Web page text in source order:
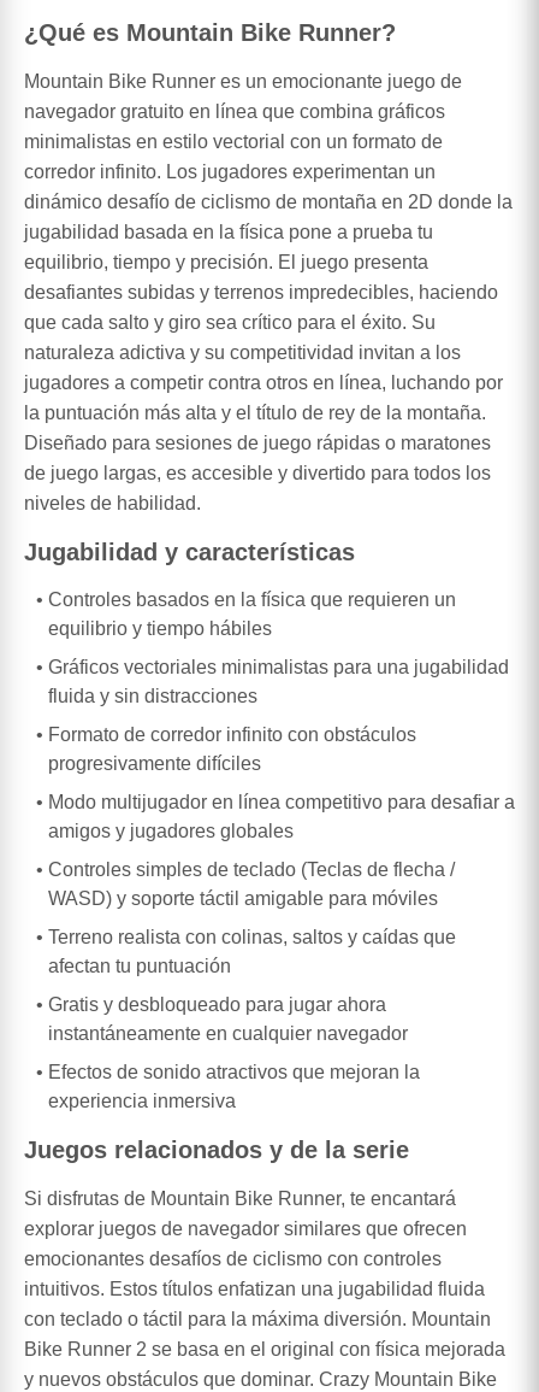
¿Qué es Mountain Bike Runner?
Mountain Bike Runner es un emocionante juego de
navegador gratuito en línea que combina gráficos
minimalistas en estilo vectorial con un formato de
corredor infinito. Los jugadores experimentan un
dinámico desafío de ciclismo de montaña en 2D donde la
jugabilidad basada en la física pone a prueba tu
equilibrio, tiempo y precisión. El juego presenta
desafiantes subidas y terrenos impredecibles, haciendo
que cada salto y giro sea crítico para el éxito. Su
naturaleza adictiva y su competitividad invitan a los
jugadores a competir contra otros en línea, luchando por
la puntuación más alta y el título de rey de la montaña.
Diseñado para sesiones de juego rápidas o maratones
de juego largas, es accesible y divertido para todos los
niveles de habilidad.
Jugabilidad y características
Controles basados en la física que requieren un
equilibrio y tiempo hábiles
Gráficos vectoriales minimalistas para una jugabilidad
fluida y sin distracciones
Formato de corredor infinito con obstáculos
progresivamente difíciles
Modo multijugador en línea competitivo para desafiar a
amigos y jugadores globales
Controles simples de teclado (Teclas de flecha /
WASD) y soporte táctil amigable para móviles
Terreno realista con colinas, saltos y caídas que
afectan tu puntuación
Gratis y desbloqueado para jugar ahora
instantáneamente en cualquier navegador
Efectos de sonido atractivos que mejoran la
experiencia inmersiva
Juegos relacionados y de la serie
Si disfrutas de Mountain Bike Runner, te encantará
explorar juegos de navegador similares que ofrecen
emocionantes desafíos de ciclismo con controles
intuitivos. Estos títulos enfatizan una jugabilidad fluida
con teclado o táctil para la máxima diversión. Mountain
Bike Runner 2 se basa en el original con física mejorada
y nuevos obstáculos que dominar. Crazy Mountain Bike